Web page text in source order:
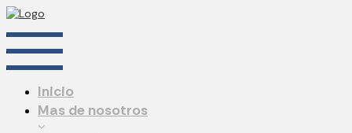
Inicio
Mas de nosotros